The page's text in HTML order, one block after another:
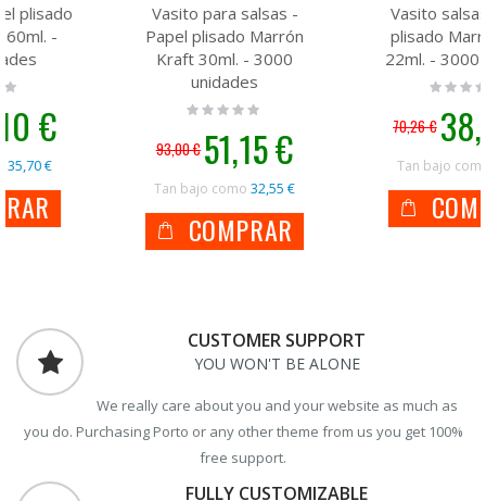
Vasito para salsas -
Papel plisado Marrón
Kraft 30ml. - 3000
93,00 € 51,15 €
Tan bajo como 32,55 €
COMPRAR
Vasito salsas - Papel
plisado Marrón Kraft
22ml. - 3000 unidades
38,64 €
24,59 €
COMPRAR
CUSTOMER SUPPORT
YOU WON'T BE ALONE
We really care about you and your website as much as
you do. Purchasing Porto or any other theme from us you get 100%
free support.
FULLY CUSTOMIZABLE